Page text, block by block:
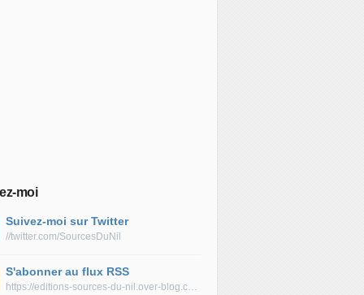
moi
Suivez-moi sur Twitter
//twitter.com/SourcesDuNil
S'abonner au flux RSS
https://editions-sources-du-nil.over-blog.com/rss